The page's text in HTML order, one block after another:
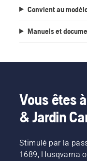
Convient au
Manuels et
Vous êtes
& Jardin
Stimulé par la
1689, Husqvarna